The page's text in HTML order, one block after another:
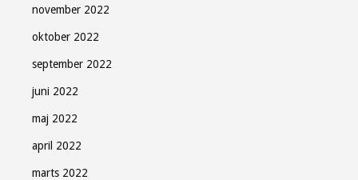
november 2022
oktober 2022
september 2022
juni 2022
maj 2022
april 2022
marts 2022